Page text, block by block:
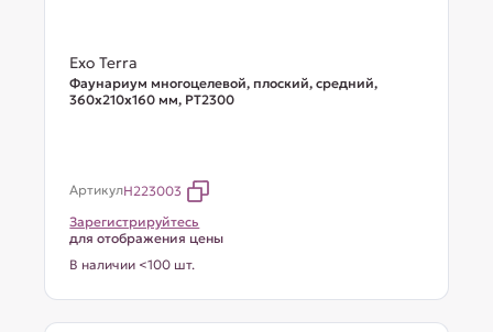
Exo Terra
Фаунариум многоцелевой, плоский, средний,
360х210х160 мм, PT2300
АртикулH223003
Зарегистрируйтесь
для отображения цены
В наличии <100 шт.